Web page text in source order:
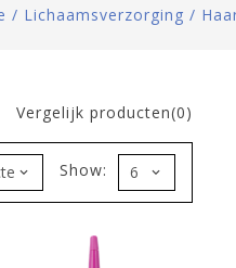
/ Lichaamsverzorging /
Vergelijk producten(0)
Show: